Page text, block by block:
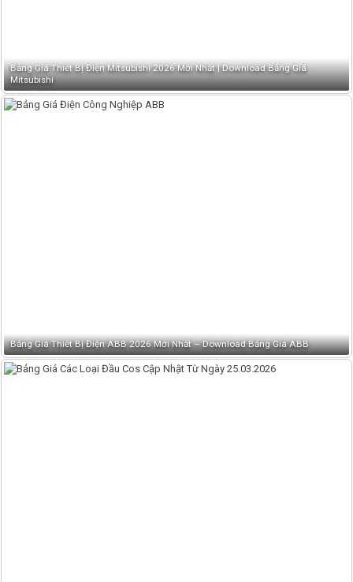
Bảng Giá Thiết Bị Điện Mitsubishi 2026 Mới Nhất | Download Bảng Giá
Mitsubishi
Bảng Giá Thiết Bị Điện ABB 2026 Mới Nhất – Download Bảng Giá ABB